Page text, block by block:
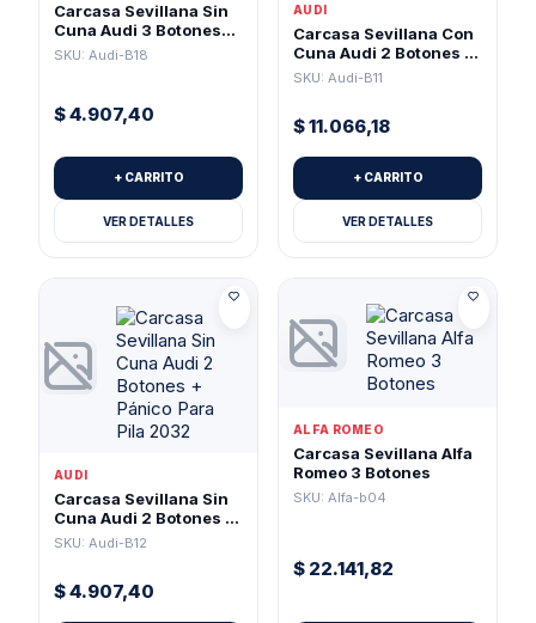
Carcasa Sevillana Sin
Cuna Audi 3 Botones
(Pila 2032)
SKU: Audi-B18
$4.907,40
+ CARRITO
VER DETALLES
AUDI
Carcasa Sevillana Con
Cuna Audi 2 Botones +
Pánico Para Pila 2032
SKU: Audi-B11
$11.066,18
+ CARRITO
VER DETALLES
AUDI
Carcasa Sevillana Sin
Cuna Audi 2 Botones +
Pánico Para Pila 2032
SKU: Audi-B12
$4.907,40
ALFA ROMEO
Carcasa Sevillana Alfa
Romeo 3 Botones
SKU: Alfa-b04
$ 22.141,82